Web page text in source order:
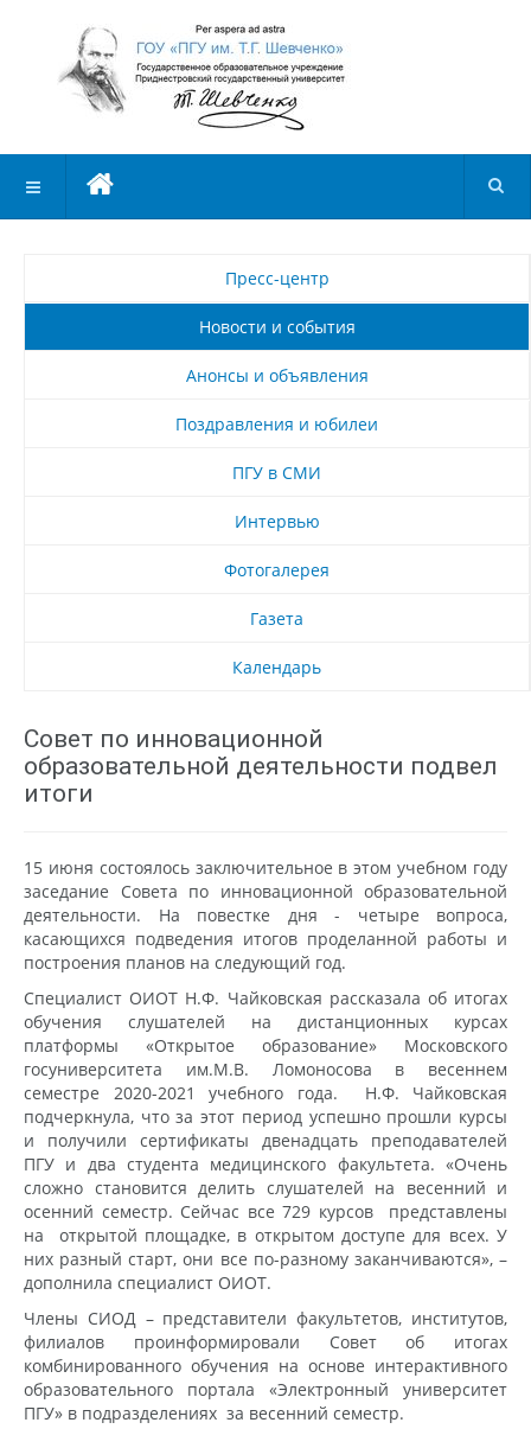
Пресс-центр
Новости и события
Анонсы и объявления
Поздравления и юбилеи
ПГУ в СМИ
Интервью
Фотогалерея
Газета
Календарь
Совет по инновационной
образовательной деятельности подвел
итоги
15 июня состоялось заключительное в этом учебном году
заседание Совета по инновационной образовательной
деятельности. На повестке дня - четыре вопроса,
касающихся подведения итогов проделанной работы и
построения планов на следующий год.
Специалист ОИОТ Н.Ф. Чайковская рассказала об итогах
обучения слушателей на дистанционных курсах
платформы «Открытое образование» Московского
госуниверситета им.М.В. Ломоносова в весеннем
семестре 2020-2021 учебного года. Н.Ф. Чайковская
подчеркнула, что за этот период успешно прошли курсы
и получили сертификаты двенадцать преподавателей
ПГУ и два студента медицинского факультета. «Очень
сложно становится делить слушателей на весенний и
осенний семестр. Сейчас все 729 курсов представлены
на открытой площадке, в открытом доступе для всех. У
них разный старт, они все по-разному заканчиваются», –
дополнила специалист ОИОТ.
Члены СИОД – представители факультетов, институтов,
филиалов проинформировали Совет об итогах
комбинированного обучения на основе интерактивного
образовательного портала «Электронный университет
ПГУ» в подразделениях за весенний семестр.